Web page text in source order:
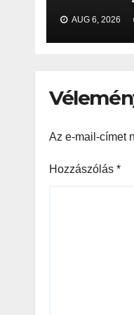
AUG 6, 2026
Az e-mail-címet
Hozzászólás *